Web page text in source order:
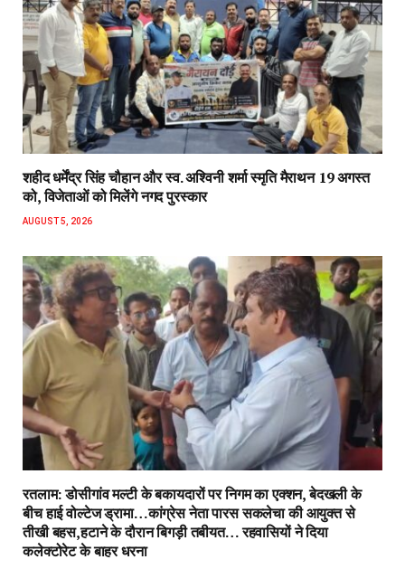
शहीद धर्मेंद्र सिंह चौहान और स्व. अश्विनी शर्मा स्मृति मैराथन 19 अगस्त
को, विजेताओं को मिलेंगे नगद पुरस्कार
AUGUST 5, 2026
रतलाम: डोसीगांव मल्टी के बकायदारों पर निगम का एक्शन, बेदखली के
बीच हाई वोल्टेज ड्रामा…कांग्रेस नेता पारस सकलेचा की आयुक्त से
तीखी बहस,हटाने के दौरान बिगड़ी तबीयत… रहवासियों ने दिया
कलेक्टोरेट के बाहर धरना